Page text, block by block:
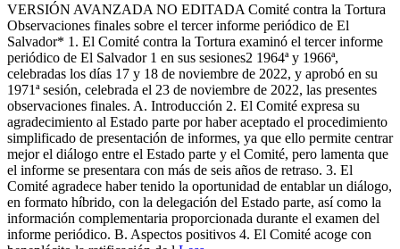
VERSIÓN AVANZADA NO EDITADA Comité contra la Tortura
Observaciones finales sobre el tercer informe periódico de El
Salvador* 1. El Comité contra la Tortura examinó el tercer informe
periódico de El Salvador 1 en sus sesiones2 1964ª y 1966ª,
celebradas los días 17 y 18 de noviembre de 2022, y aprobó en su
1971ª sesión, celebrada el 23 de noviembre de 2022, las presentes
observaciones finales. A. Introducción 2. El Comité expresa su
agradecimiento al Estado parte por haber aceptado el procedimiento
simplificado de presentación de informes, ya que ello permite centrar
mejor el diálogo entre el Estado parte y el Comité, pero lamenta que
el informe se presentara con más de seis años de retraso. 3. El
Comité agradece haber tenido la oportunidad de entablar un diálogo,
en formato híbrido, con la delegación del Estado parte, así como la
información complementaria proporcionada durante el examen del
informe periódico. B. Aspectos positivos 4. El Comité acoge con